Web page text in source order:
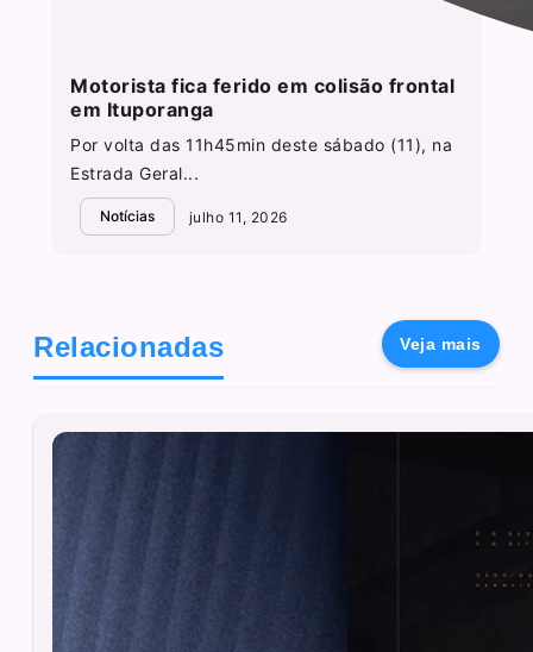
Motorista fica ferido em colisão frontal
em Ituporanga
Por volta das 11h45min deste sábado (11), na
Estrada Geral...
Notícias julho 11, 2026
Relacionadas Veja mais